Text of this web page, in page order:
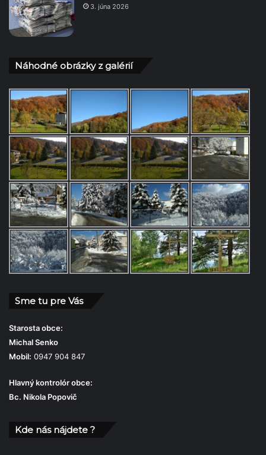
3. júna 2026
Náhodné obrázky z galérií
Sme tu pre Vás
Starosta obce:
Michal Senko
Mobil: 0947 904 847
Hlavný kontrolór obce:
Bc. Nikola Popovič
Kde nás nájdete ?